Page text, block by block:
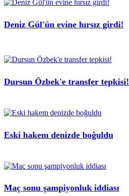
Deniz Gül'ün evine hırsız girdi!
Dursun Özbek'e transfer tepkisi!
Eski hakem denizde boğuldu
Maç sonu şampiyonluk iddiası